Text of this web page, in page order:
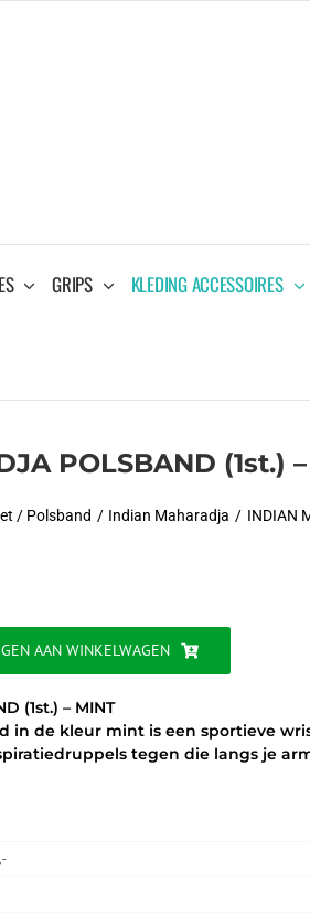
GRIPS KLEDING ACCESSOIRES
POLSBAND (1st.)
/ Polsband Indian Maharadja INDIAN
AAN WINKELWAGEN
(1st.) – MINT
in de kleur mint is een sportieve
tegen die langs je